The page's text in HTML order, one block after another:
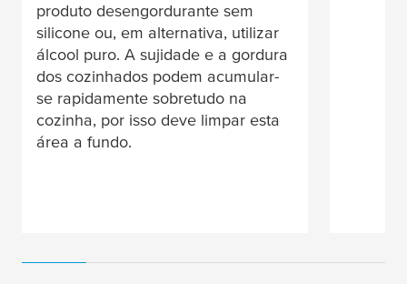
produto desengordurante sem
silicone ou, em alternativa, utilizar
álcool puro. A sujidade e a gordura
dos cozinhados podem acumular-
se rapidamente sobretudo na
cozinha, por isso deve limpar esta
área a fundo.